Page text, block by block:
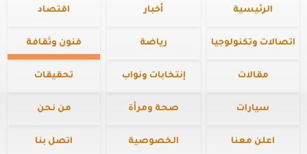
الرئيسية أخبار اقتصاد
اتصالات وتكنولوجيا رياضة فنون وثقافة
مقالات إنتخابات ونواب تحقيقات
سيارات صحة ومرأة من نحن
اعلن معنا الخصوصية اتصل بنا